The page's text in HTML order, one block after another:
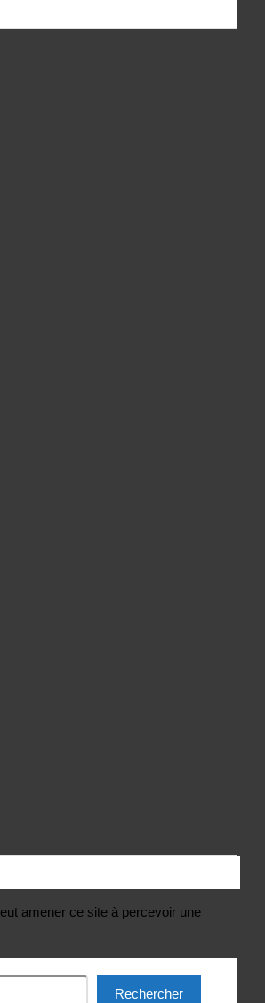
amener ce site à percevoir une
Rechercher